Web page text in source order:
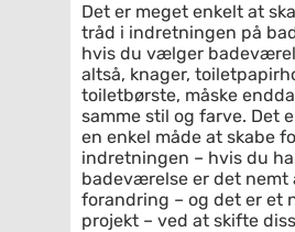
Det er meget enkelt at
tråd i indretningen på
hvis du vælger
altså, knager,
toiletbørste, måske
samme stil og farve. Det
en enkel måde at skabe
indretningen – hvis du
badeværelse er det nemt
forandring – og det er et
projekt – ved at skifte